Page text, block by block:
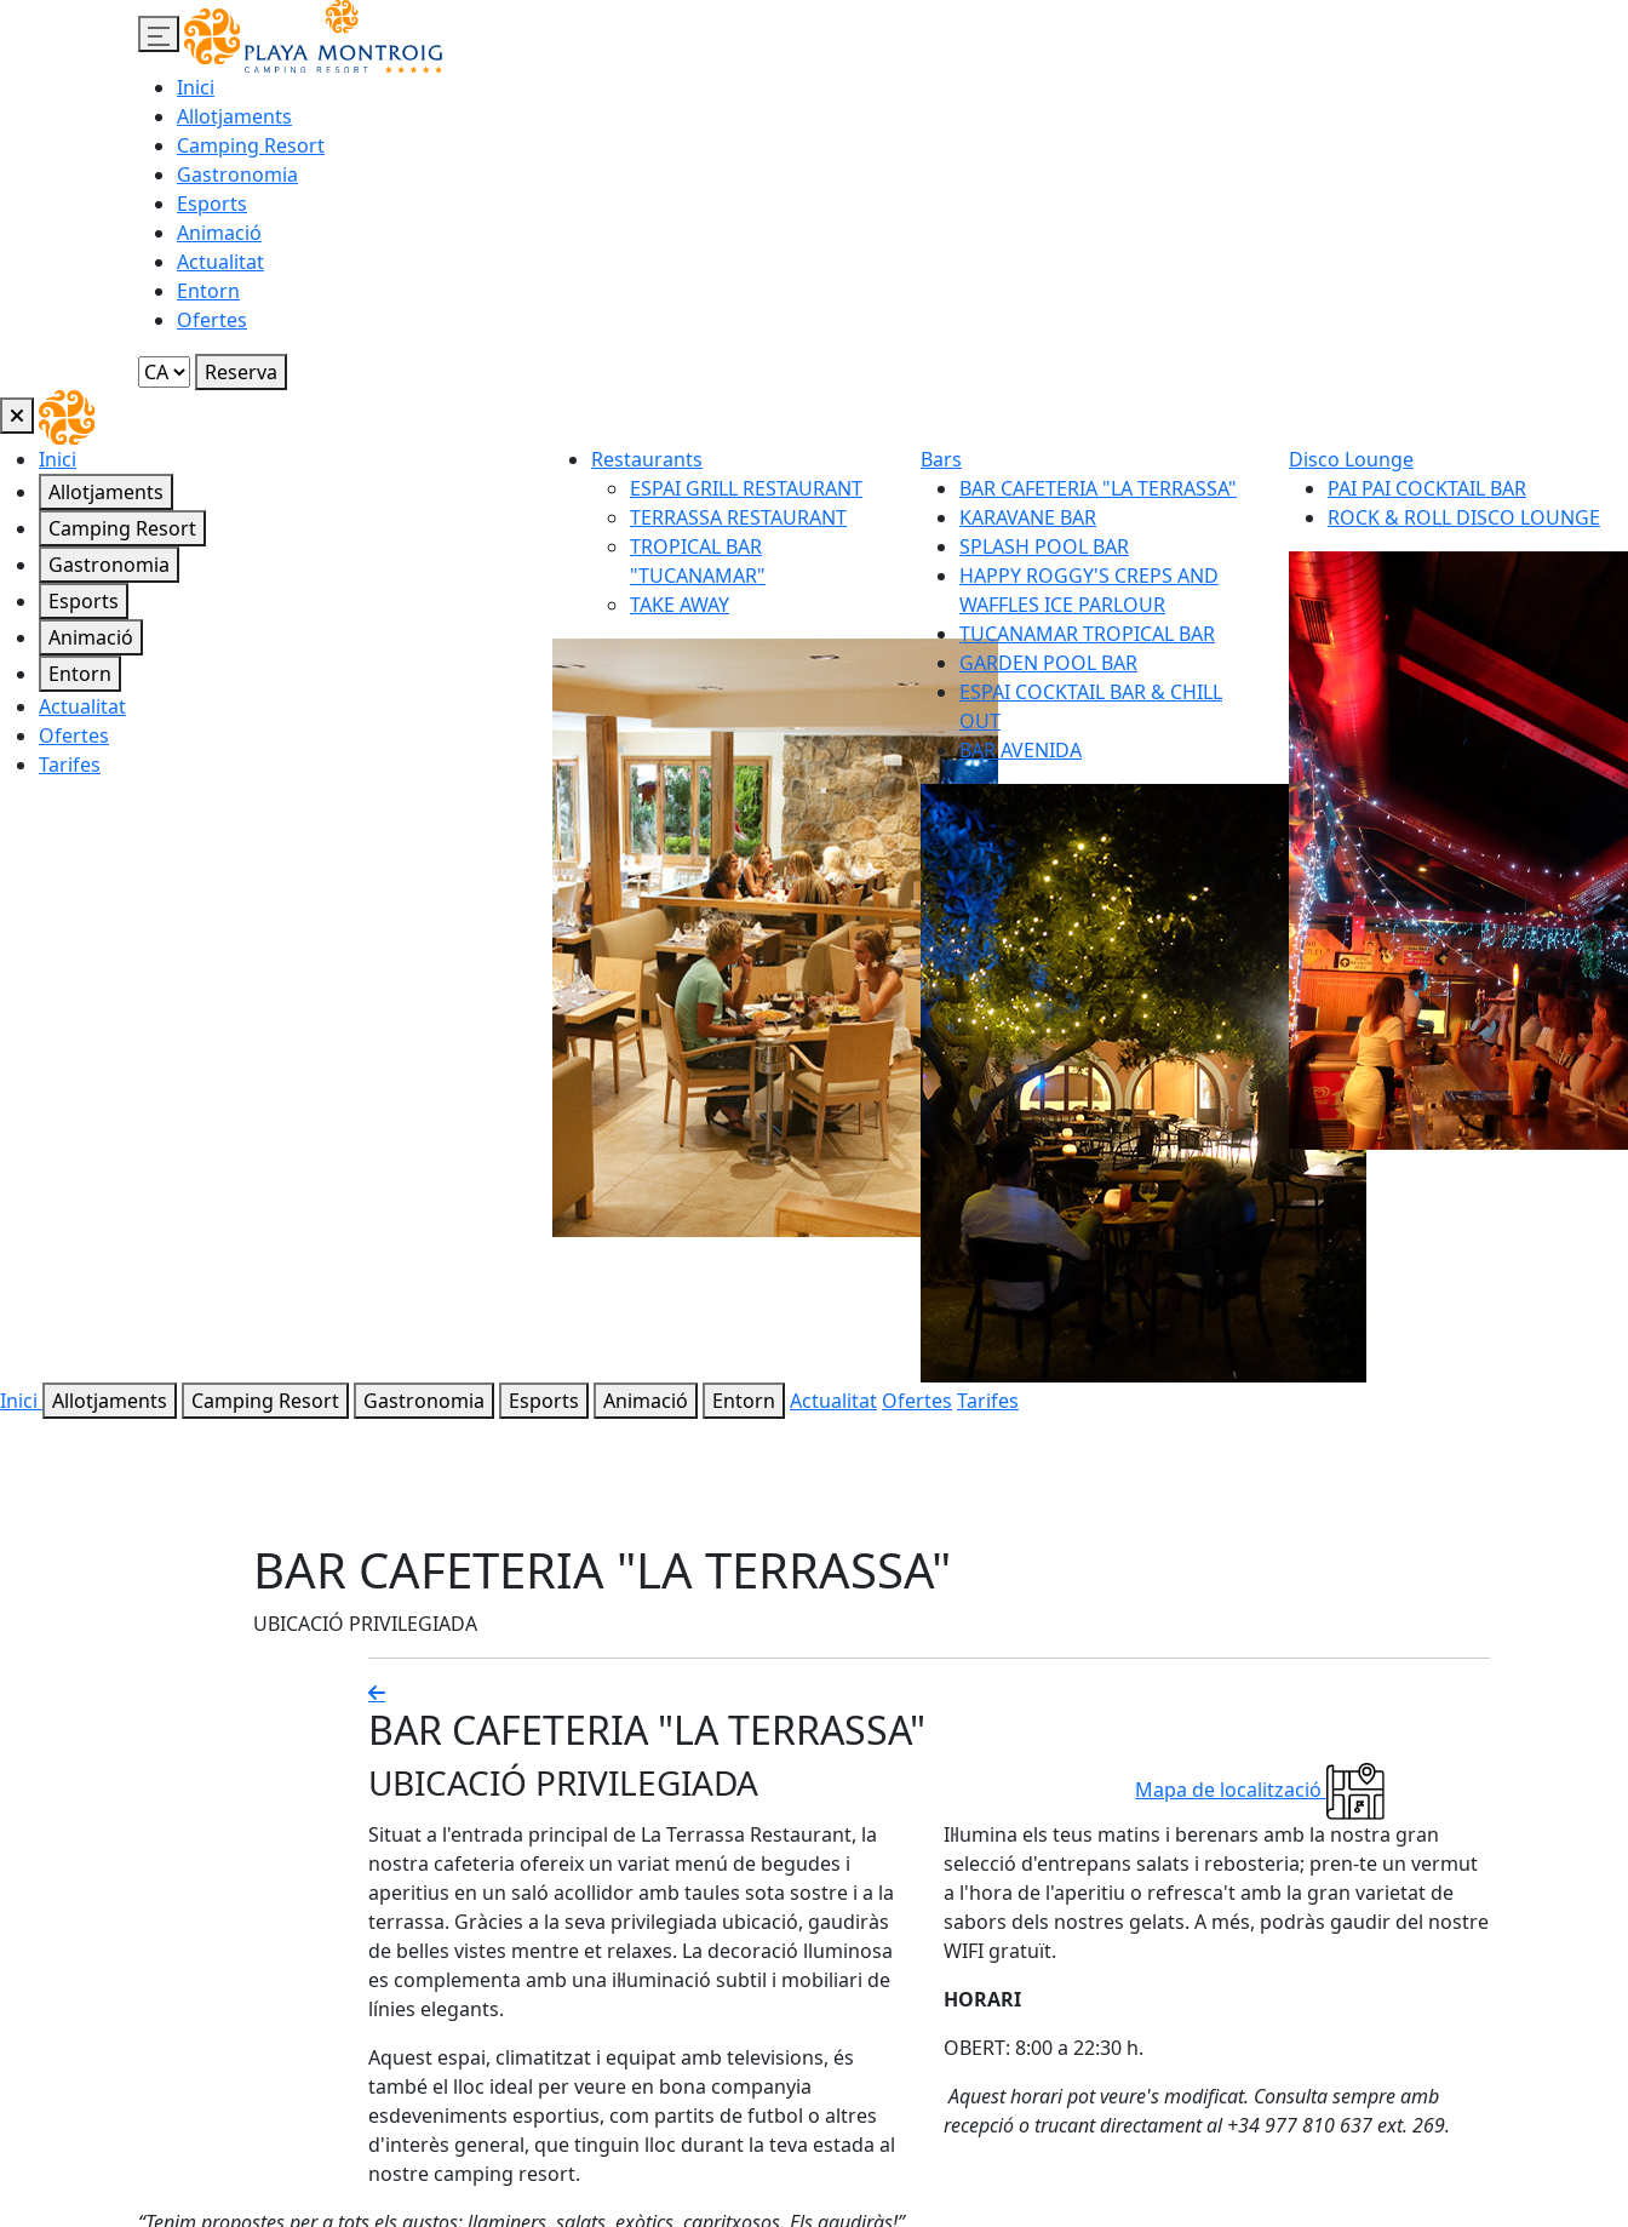
Inici
Allotjaments
Camping Resort
Gastronomia
Esports
Animació
Actualitat
Entorn
Ofertes
Reserva
Inici
Allotjaments
Camping Resort
Gastronomia
Esports
Animació
Entorn
Actualitat
Ofertes
Tarifes
Restaurants
ESPAI GRILL RESTAURANT
TERRASSA RESTAURANT
TROPICAL BAR
"TUCANAMAR"
TAKE AWAY
Bars
BAR CAFETERIA "LA TERRASSA"
KARAVANE BAR
SPLASH POOL BAR
HAPPY ROGGY'S CREPS AND
WAFFLES ICE PARLOUR
TUCANAMAR TROPICAL BAR
GARDEN POOL BAR
ESPAI COCKTAIL BAR & CHILL
OUT
BAR AVENIDA
Disco Lounge
PAI PAI COCKTAIL BAR
ROCK & ROLL DISCO LOUNGE
Inici Allotjaments Camping Resort Gastronomia Esports Animació Entorn Actualitat Ofertes Tarifes
BAR CAFETERIA "LA TERRASSA"
UBICACIÓ PRIVILEGIADA
BAR CAFETERIA "LA TERRASSA"
UBICACIÓ PRIVILEGIADA
Mapa de localització
Situat a l'entrada principal de La Terrassa Restaurant, la
nostra cafeteria ofereix un variat menú de begudes i
aperitius en un saló acollidor amb taules sota sostre i a la
terrassa. Gràcies a la seva privilegiada ubicació, gaudiràs
de belles vistes mentre et relaxes. La decoració lluminosa
es complementa amb una il·luminació subtil i mobiliari de
línies elegants.
Aquest espai, climatitzat i equipat amb televisions, és
també el lloc ideal per veure en bona companyia
esdeveniments esportius, com partits de futbol o altres
d'interès general, que tinguin lloc durant la teva estada al
nostre camping resort.
Il·lumina els teus matins i berenars amb la nostra gran
selecció d'entrepans salats i rebosteria; pren-te un vermut
a l'hora de l'aperitiu o refresca't amb la gran varietat de
sabors dels nostres gelats. A més, podràs gaudir del nostre
WIFI gratuït.
HORARI
OBERT: 8:00 a 22:30 h.
Aquest horari pot veure's modificat. Consulta sempre amb
recepció o trucant directament al +34 977 810 637 ext. 269.